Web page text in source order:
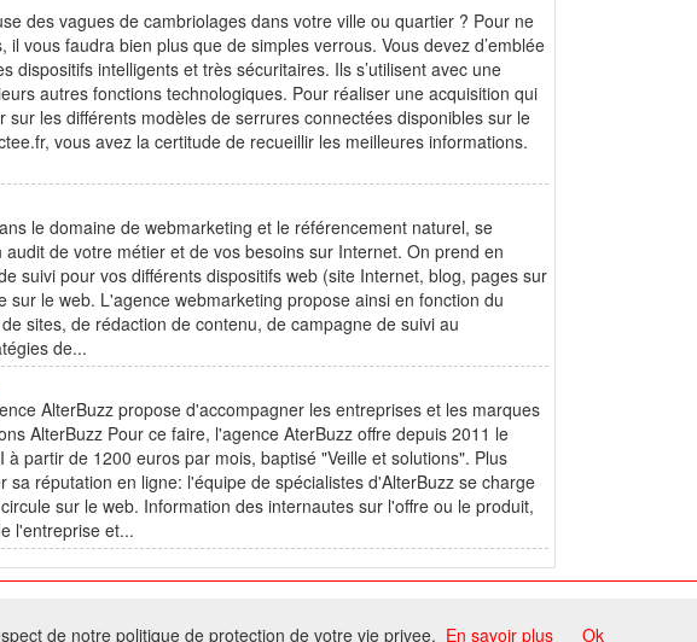
des vagues de cambriolages dans votre ville ou quartier ? Pour ne
vous faudra bien plus que de simples verrous. Vous devez d’emblée
dispositifs intelligents et très sécuritaires. Ils s’utilisent avec une
autres fonctions technologiques. Pour réaliser une acquisition qui
les différents modèles de serrures connectées disponibles sur le
vous avez la certitude de recueillir les meilleures informations.
le domaine de webmarketing et le référencement naturel, se
de votre métier et de vos besoins sur Internet. On prend en
suivi pour vos différents dispositifs web (site Internet, blog, pages sur
le web. L'agence webmarketing propose ainsi en fonction du
sites, de rédaction de contenu, de campagne de suivi au
de...
AlterBuzz propose d'accompagner les entreprises et les marques
AlterBuzz Pour ce faire, l'agence AterBuzz offre depuis 2011 le
partir de 1200 euros par mois, baptisé "Veille et solutions". Plus
réputation en ligne: l'équipe de spécialistes d'AlterBuzz se charge
sur le web. Information des internautes sur l'offre ou le produit,
l'entreprise et...
est interdite sans accord du propriétaire.
de notre politique de protection de votre vie privee. En savoir plus Ok